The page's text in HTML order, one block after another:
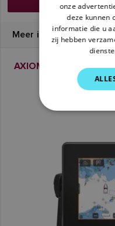
Meer informatie
AXIOM+ 7 RV |
SKU:
onze
deze kunnen
informatie die u
zij hebben